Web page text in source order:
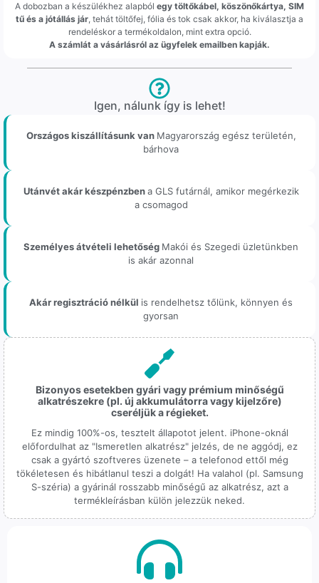
A dobozban a készülékhez alapból egy töltőkábel, köszönőkártya, SIM
tű és a jótállás jár, tehát töltőfej, fólia és tok csak akkor, ha kiválasztja a
rendeléskor a termékoldalon, mint extra opció.
A számlát a vásárlásról az ügyfelek emailben kapják.
Igen, nálunk így is lehet!
Országos kiszállításunk van Magyarország egész területén,
bárhova
Utánvét akár készpénzbena GLS futárnál, amikor megérkezik
a csomagod
Személyes átvételi lehetőség Makói és Szegedi üzletünkben
is akár azonnal
Akár regisztráció nélkül is rendelhetsz tőlünk, könnyen és
gyorsan
Bizonyos esetekben gyári vagy prémium minőségű
alkatrészekre (pl. új akkumulátorra vagy kijelzőre)
cseréljük a régieket.
Ez mindig 100%-os, tesztelt állapotot jelent. iPhone-oknál
előfordulhat az "Ismeretlen alkatrész" jelzés, de ne aggódj, ez
csak a gyártó szoftveres üzenete – a telefonod ettől még
tökéletesen és hibátlanul teszi a dolgát! Ha valahol (pl. Samsung
S-széria) a gyárinál rosszabb minőségű az alkatrész, azt a
termékleírásban külön jelezzük neked.